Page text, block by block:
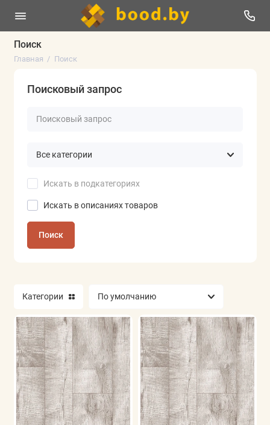
Поиск
Главная Поиск
Поисковый запрос
Искать в подкатегориях
Искать в описаниях товаров
Поиск
Категории